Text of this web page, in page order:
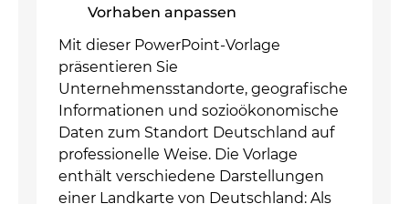
Vorhaben anpassen
Mit dieser PowerPoint-Vorlage
präsentieren Sie
Unternehmensstandorte, geografische
Informationen und sozioökonomische
Daten zum Standort Deutschland auf
professionelle Weise. Die Vorlage
enthält verschiedene Darstellungen
einer Landkarte von Deutschland: Als